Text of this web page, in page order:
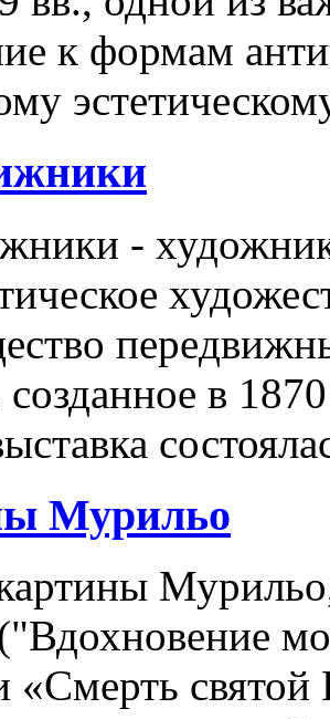
к формам
-
в
Мурильо
«Смерть